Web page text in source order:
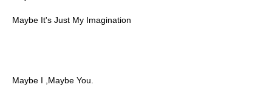
Maybe It's Just My Imagination
Maybe I ,Maybe You.